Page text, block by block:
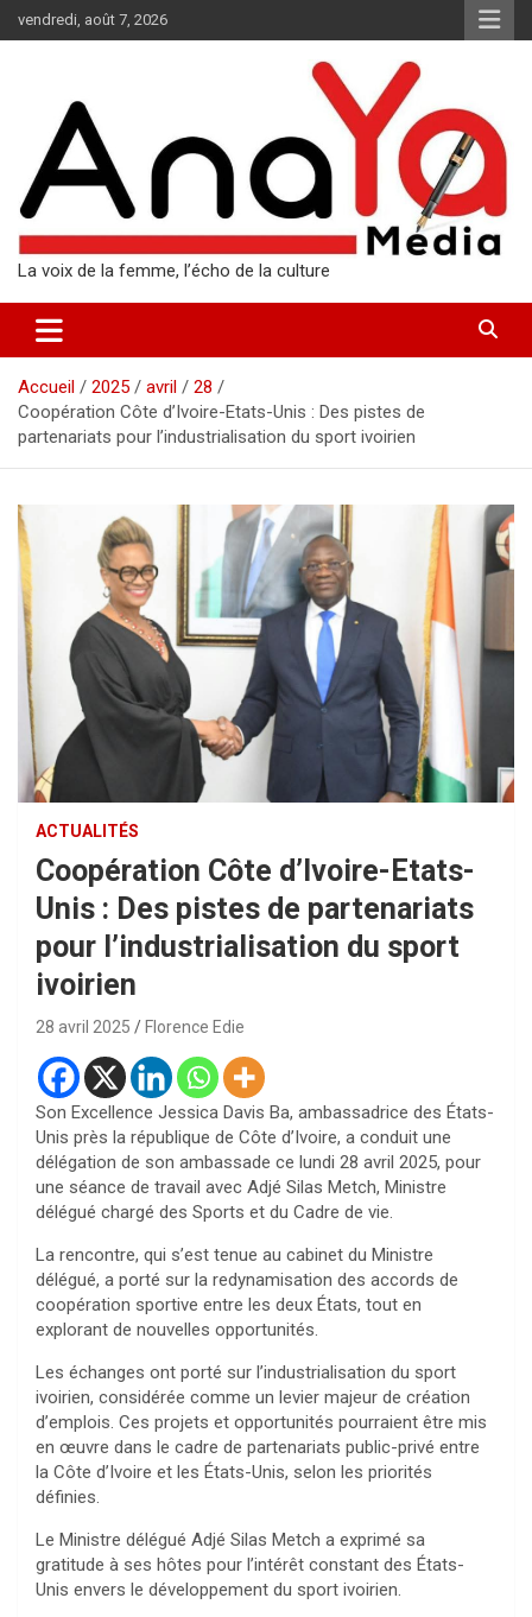
au
vendredi, août 7, 2026
La voix de la femme, l’écho de la culture
Accueil 2025 avril
28
Coopération Côte d’Ivoire-Etats-Unis : Des pistes de
partenariats pour l’industrialisation du sport ivoirien
ACTUALITÉS
Coopération Côte d’Ivoire-Etats-
Unis : Des pistes de partenariats
pour l’industrialisation du sport
ivoirien
28 avril 2025 Florence Edie
Son Excellence Jessica Davis Ba, ambassadrice des États-
Unis près la république de Côte d’Ivoire, a conduit une
délégation de son ambassade ce lundi 28 avril 2025, pour
une séance de travail avec Adjé Silas Metch, Ministre
délégué chargé des Sports et du Cadre de vie.
La rencontre, qui s’est tenue au cabinet du Ministre
délégué, a porté sur la redynamisation des accords de
coopération sportive entre les deux États, tout en
explorant de nouvelles opportunités.
Les échanges ont porté sur l’industrialisation du sport
ivoirien, considérée comme un levier majeur de création
d’emplois. Ces projets et opportunités pourraient être mis
en œuvre dans le cadre de partenariats public-privé entre
la Côte d’Ivoire et les États-Unis, selon les priorités
définies.
Le Ministre délégué Adjé Silas Metch a exprimé sa
gratitude à ses hôtes pour l’intérêt constant des États-
Unis envers le développement du sport ivoirien.